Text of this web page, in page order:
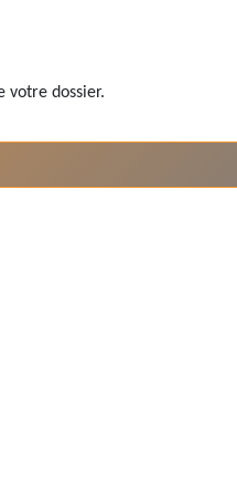
votre dossier.